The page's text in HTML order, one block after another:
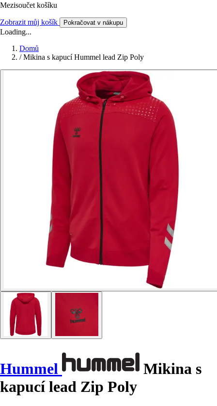
Mezisoučet košíku
Zobrazit můj košík Pokračovat v nákupu
Loading...
Domů
/ Mikina s kapucí Hummel lead Zip Poly
Hummel
Mikina s
kapucí lead Zip Poly